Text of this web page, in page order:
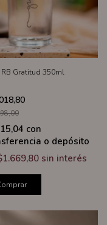
Gratitud 350ml
con
o depósito
sin interés